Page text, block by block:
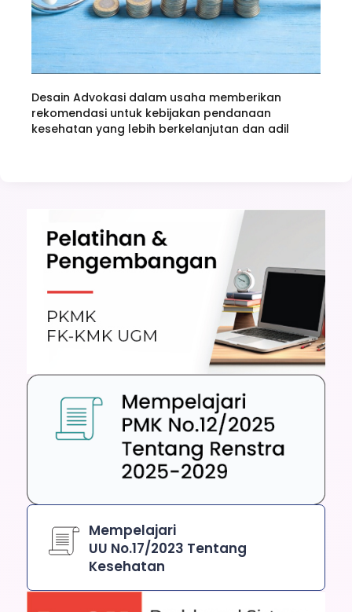
Desain Advokasi dalam usaha memberikan
rekomendasi untuk kebijakan pendanaan
kesehatan yang lebih berkelanjutan dan adil
Mempelajari
UU No.17/2023 Tentang
Kesehatan